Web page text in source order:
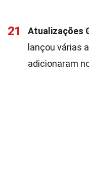
21 Atualizações
lançou várias
adicionaram